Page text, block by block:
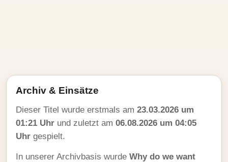
Archiv & Einsätze
Dieser Titel wurde erstmals am 23.03.2026 um
01:21 Uhr und zuletzt am 06.08.2026 um 04:05
Uhr gespielt.
In unserer Archivbasis wurde Why do we want